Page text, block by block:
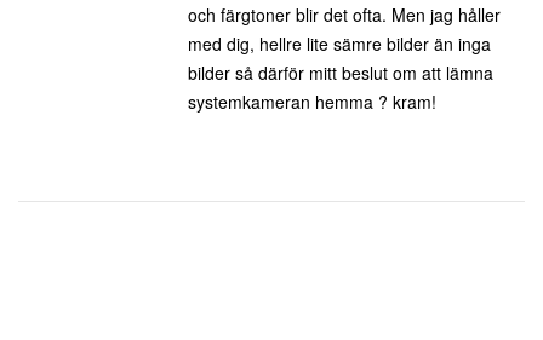
och färgtoner blir det ofta. Men jag håller
med dig, hellre lite sämre bilder än inga
bilder så därför mitt beslut om att lämna
systemkameran hemma ? kram!